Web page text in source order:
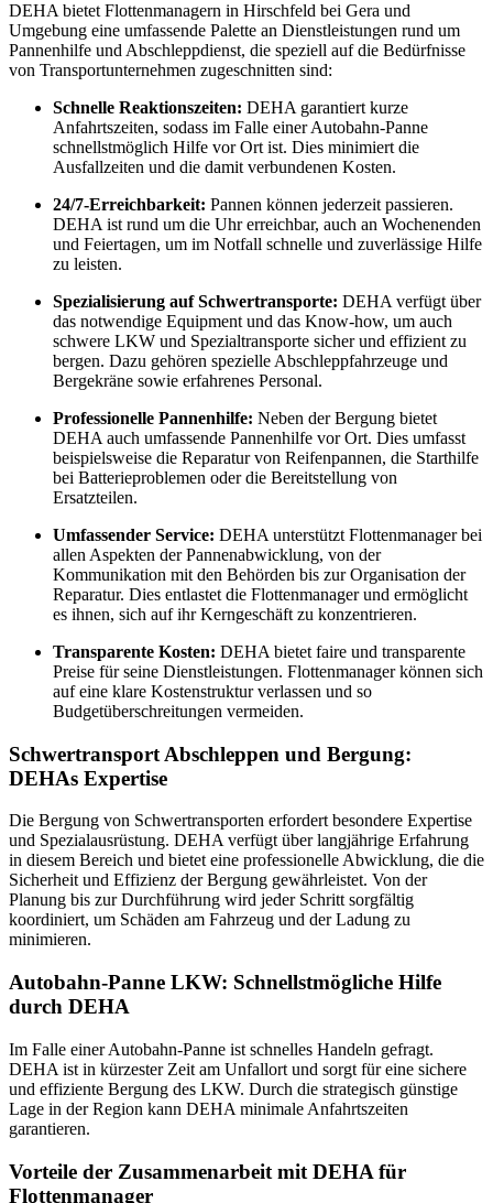
DEHA bietet Flottenmanagern in Hirschfeld bei Gera und
Umgebung eine umfassende Palette an Dienstleistungen rund um
Pannenhilfe und Abschleppdienst, die speziell auf die Bedürfnisse
von Transportunternehmen zugeschnitten sind:
Schnelle Reaktionszeiten: DEHA garantiert kurze
Anfahrtszeiten, sodass im Falle einer Autobahn-Panne
schnellstmöglich Hilfe vor Ort ist. Dies minimiert die
Ausfallzeiten und die damit verbundenen Kosten.
24/7-Erreichbarkeit: Pannen können jederzeit passieren.
DEHA ist rund um die Uhr erreichbar, auch an Wochenenden
und Feiertagen, um im Notfall schnelle und zuverlässige Hilfe
zu leisten.
Spezialisierung auf Schwertransporte: DEHA verfügt über
das notwendige Equipment und das Know-how, um auch
schwere LKW und Spezialtransporte sicher und effizient zu
bergen. Dazu gehören spezielle Abschleppfahrzeuge und
Bergekräne sowie erfahrenes Personal.
Professionelle Pannenhilfe: Neben der Bergung bietet
DEHA auch umfassende Pannenhilfe vor Ort. Dies umfasst
beispielsweise die Reparatur von Reifenpannen, die Starthilfe
bei Batterieproblemen oder die Bereitstellung von
Ersatzteilen.
Umfassender Service: DEHA unterstützt Flottenmanager bei
allen Aspekten der Pannenabwicklung, von der
Kommunikation mit den Behörden bis zur Organisation der
Reparatur. Dies entlastet die Flottenmanager und ermöglicht
es ihnen, sich auf ihr Kerngeschäft zu konzentrieren.
Transparente Kosten: DEHA bietet faire und transparente
Preise für seine Dienstleistungen. Flottenmanager können sich
auf eine klare Kostenstruktur verlassen und so
Budgetüberschreitungen vermeiden.
Schwertransport Abschleppen und Bergung:
DEHAs Expertise
Die Bergung von Schwertransporten erfordert besondere Expertise
und Spezialausrüstung. DEHA verfügt über langjährige Erfahrung
in diesem Bereich und bietet eine professionelle Abwicklung, die die
Sicherheit und Effizienz der Bergung gewährleistet. Von der
Planung bis zur Durchführung wird jeder Schritt sorgfältig
koordiniert, um Schäden am Fahrzeug und der Ladung zu
minimieren.
Autobahn-Panne LKW: Schnellstmögliche Hilfe
durch DEHA
Im Falle einer Autobahn-Panne ist schnelles Handeln gefragt.
DEHA ist in kürzester Zeit am Unfallort und sorgt für eine sichere
und effiziente Bergung des LKW. Durch die strategisch günstige
Lage in der Region kann DEHA minimale Anfahrtszeiten
garantieren.
Vorteile der Zusammenarbeit mit DEHA für
Flottenmanager